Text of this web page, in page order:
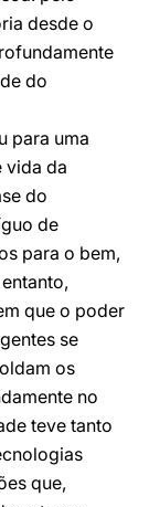
desde o
do
para uma
vida da
do
de
para o bem,
que o poder
se
os
no
teve tanto
que,